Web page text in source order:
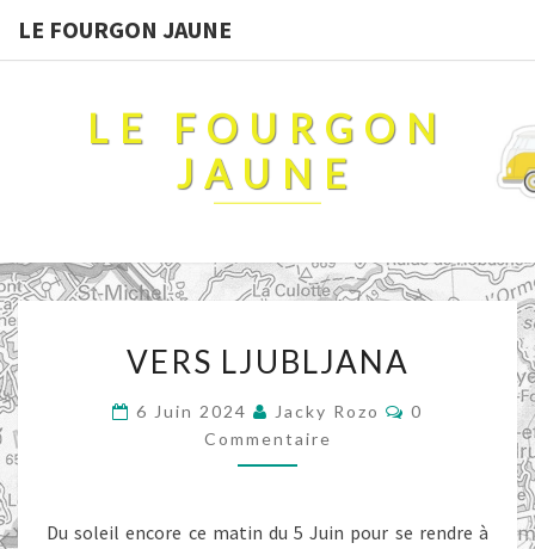
LE FOURGON JAUNE
LE FOURGON
JAUNE
LJUBLJANA
VERS LJUBLJANA
6 Juin 2024 Jacky Rozo
0
Commentaire
Du soleil encore ce matin du 5 Juin pour se rendre à